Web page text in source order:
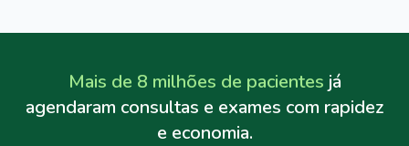
Mais de 8 milhões de pacientes já
agendaram consultas e exames com rapidez
e economia.